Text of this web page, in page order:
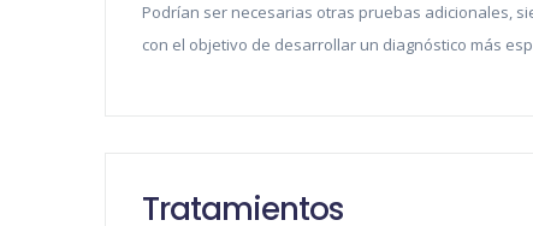
Podrían ser necesarias otras pruebas adicionales,
con el objetivo de desarrollar un diagnóstico más
Tratamientos